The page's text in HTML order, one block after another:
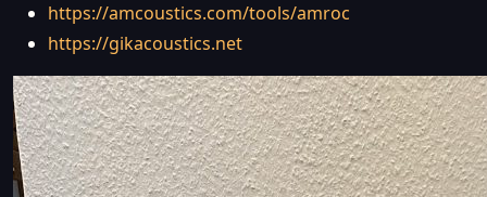
https://amcoustics.com/tools/amroc
https://gikacoustics.net